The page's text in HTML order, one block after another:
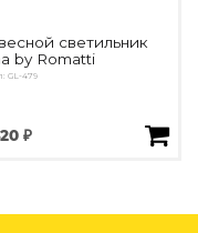
светильник
by Romatti
GL-479
₽